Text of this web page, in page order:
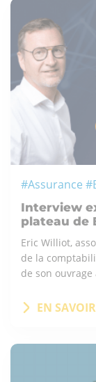
#Assurance
Interview
plateau de
Eric Williot,
de la
de son ouvrage
EN